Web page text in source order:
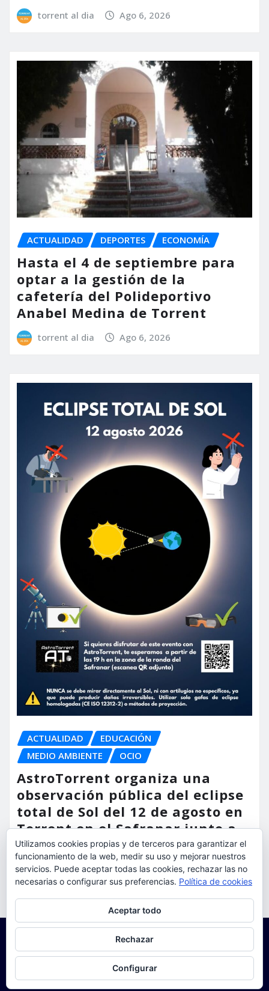
torrent al dia Ago 6, 2026
ACTUALIDAD DEPORTES ECONOMÍA
Hasta el 4 de septiembre para
optar a la gestión de la
cafetería del Polideportivo
Anabel Medina de Torrent
torrent al dia Ago 6, 2026
ACTUALIDAD
EDUCACIÓN
MEDIO AMBIENTE
OCIO
AstroTorrent organiza una
observación pública del eclipse
total de Sol del 12 de agosto en
Torrent en el Safranar junto a
las vías del AVE
torrent al dia Ago 5, 2026
Utilizamos cookies propias y de terceros para garantizar el
funcionamiento de la web, medir su uso y mejorar nuestros
servicios. Puede aceptar todas las cookies, rechazar las no
necesarias o configurar sus preferencias. Política de cookies
Aceptar todo
Rechazar
Configurar
Para obtener más información, incluido cómo gestionar las cookies,